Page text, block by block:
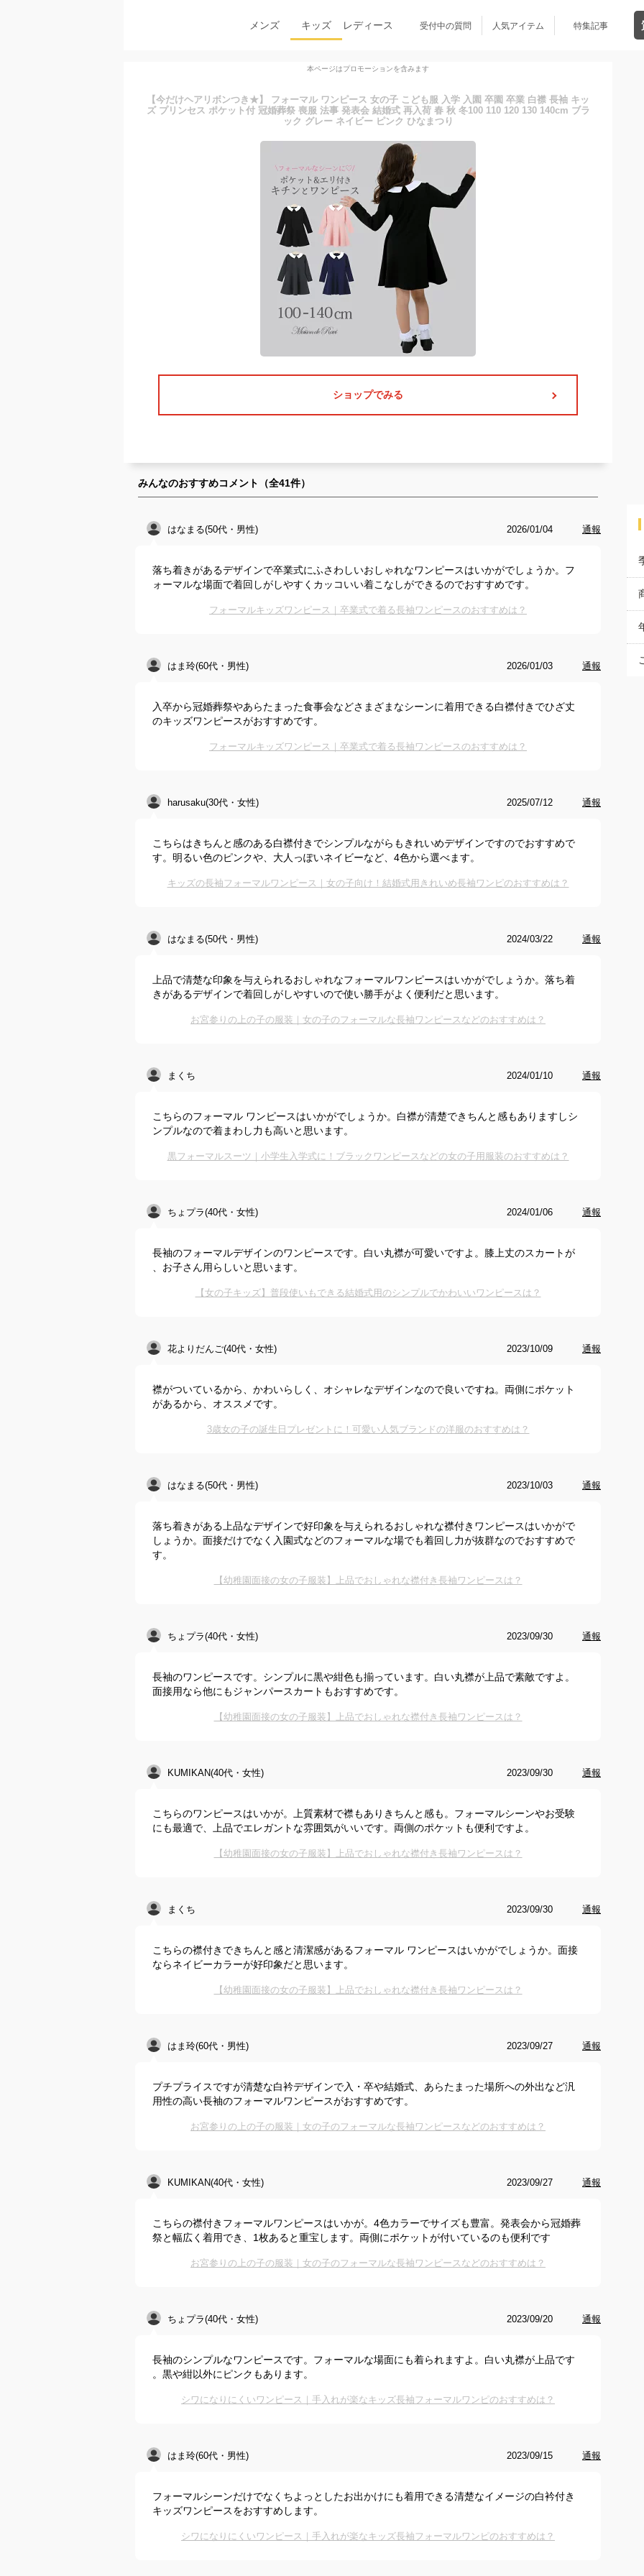
メンズ キッズ レディース 受付中の質問 人気アイテム 特集記事
本ページはプロモーションを含みます
【今だけヘアリボンつき★】 フォーマル ワンピース 女の子 こども服 入学 入園 卒園 卒業 白襟 長袖 キッ
ズ プリンセス ポケット付 冠婚葬祭 喪服 法事 発表会 結婚式 再入荷 春 秋 冬100 110 120 130 140cm ブラ
ック グレー ネイビー ピンク ひなまつり
ショップでみる
みんなのおすすめコメント（全41件）
はなまる(50代・男性) 2026/01/04 通報
落ち着きがあるデザインで卒業式にふさわしいおしゃれなワンピースはいかがでしょうか。フ
ォーマルな場面で着回しがしやすくカッコいい着こなしができるのでおすすめです。
フォーマルキッズワンピース｜卒業式で着る長袖ワンピースのおすすめは？
はま玲(60代・男性) 2026/01/03 通報
入卒から冠婚葬祭やあらたまった食事会などさまざまなシーンに着用できる白襟付きでひざ丈
のキッズワンピースがおすすめです。
フォーマルキッズワンピース｜卒業式で着る長袖ワンピースのおすすめは？
harusaku(30代・女性) 2025/07/12 通報
こちらはきちんと感のある白襟付きでシンプルながらもきれいめデザインですのでおすすめで
す。明るい色のピンクや、大人っぽいネイビーなど、4色から選べます。
キッズの長袖フォーマルワンピース｜女の子向け！結婚式用きれいめ長袖ワンピのおすすめは？
はなまる(50代・男性) 2024/03/22 通報
上品で清楚な印象を与えられるおしゃれなフォーマルワンピースはいかがでしょうか。落ち着
きがあるデザインで着回しがしやすいので使い勝手がよく便利だと思います。
お宮参りの上の子の服装｜女の子のフォーマルな長袖ワンピースなどのおすすめは？
まくち 2024/01/10 通報
こちらのフォーマル ワンピースはいかがでしょうか。白襟が清楚できちんと感もありますしシ
ンプルなので着まわし力も高いと思います。
黒フォーマルスーツ｜小学生入学式に！ブラックワンピースなどの女の子用服装のおすすめは？
ちょプラ(40代・女性) 2024/01/06 通報
長袖のフォーマルデザインのワンピースです。白い丸襟が可愛いですよ。膝上丈のスカートが
、お子さん用らしいと思います。
【女の子キッズ】普段使いもできる結婚式用のシンプルでかわいいワンピースは？
花よりだんご(40代・女性) 2023/10/09 通報
襟がついているから、かわいらしく、オシャレなデザインなので良いですね。両側にポケット
があるから、オススメです。
3歳女の子の誕生日プレゼントに！可愛い人気ブランドの洋服のおすすめは？
はなまる(50代・男性) 2023/10/03 通報
落ち着きがある上品なデザインで好印象を与えられるおしゃれな襟付きワンピースはいかがで
しょうか。面接だけでなく入園式などのフォーマルな場でも着回し力が抜群なのでおすすめで
す。
【幼稚園面接の女の子服装】上品でおしゃれな襟付き長袖ワンピースは？
ちょプラ(40代・女性) 2023/09/30 通報
長袖のワンピースです。シンプルに黒や紺色も揃っています。白い丸襟が上品で素敵ですよ。
面接用なら他にもジャンパースカートもおすすめです。
【幼稚園面接の女の子服装】上品でおしゃれな襟付き長袖ワンピースは？
KUMIKAN(40代・女性) 2023/09/30 通報
こちらのワンピースはいかが。上質素材で襟もありきちんと感も。フォーマルシーンやお受験
にも最適で、上品でエレガントな雰囲気がいいです。両側のポケットも便利ですよ。
【幼稚園面接の女の子服装】上品でおしゃれな襟付き長袖ワンピースは？
まくち 2023/09/30 通報
こちらの襟付きできちんと感と清潔感があるフォーマル ワンピースはいかがでしょうか。面接
ならネイビーカラーが好印象だと思います。
【幼稚園面接の女の子服装】上品でおしゃれな襟付き長袖ワンピースは？
はま玲(60代・男性) 2023/09/27 通報
プチプライスですが清楚な白衿デザインで入・卒や結婚式、あらたまった場所への外出など汎
用性の高い長袖のフォーマルワンピースがおすすめです。
お宮参りの上の子の服装｜女の子のフォーマルな長袖ワンピースなどのおすすめは？
KUMIKAN(40代・女性) 2023/09/27 通報
こちらの襟付きフォーマルワンピースはいかが。4色カラーでサイズも豊富。発表会から冠婚葬
祭と幅広く着用でき、1枚あると重宝します。両側にポケットが付いているのも便利です
お宮参りの上の子の服装｜女の子のフォーマルな長袖ワンピースなどのおすすめは？
ちょプラ(40代・女性) 2023/09/20 通報
長袖のシンプルなワンピースです。フォーマルな場面にも着られますよ。白い丸襟が上品です
。黒や紺以外にピンクもあります。
シワになりにくいワンピース｜手入れが楽なキッズ長袖フォーマルワンピのおすすめは？
はま玲(60代・男性) 2023/09/15 通報
フォーマルシーンだけでなくちよっとしたお出かけにも着用できる清楚なイメージの白衿付き
キッズワンピースをおすすめします。
シワになりにくいワンピース｜手入れが楽なキッズ長袖フォーマルワンピのおすすめは？